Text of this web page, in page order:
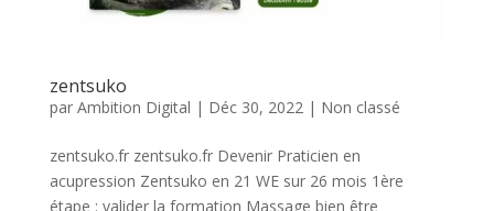
zentsuko
par Ambition Digital | Déc 30, 2022| Non classé
zentsuko.fr zentsuko.fr Devenir Praticien en
acupression Zentsuko en 21 WE sur 26 mois 1ère
étape : valider la formation Massage bien être